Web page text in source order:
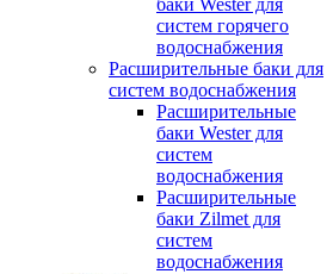
баки Wester для
систем горячего
водоснабжения
Расширительные баки для
систем водоснабжения
Расширительные
баки Wester для
систем
водоснабжения
Расширительные
баки Zilmet для
систем
водоснабжения